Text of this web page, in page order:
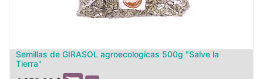
Semillas de GIRASOL agroecologicas 500g "Salve la
Tierra"